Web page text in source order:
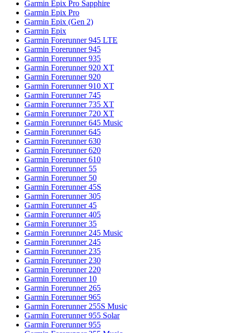
Garmin Epix Pro Sapphire
Garmin Epix Pro
Garmin Epix (Gen 2)
Garmin Epix
Garmin Forerunner 945 LTE
Garmin Forerunner 945
Garmin Forerunner 935
Garmin Forerunner 920 XT
Garmin Forerunner 920
Garmin Forerunner 910 XT
Garmin Forerunner 745
Garmin Forerunner 735 XT
Garmin Forerunner 720 XT
Garmin Forerunner 645 Music
Garmin Forerunner 645
Garmin Forerunner 630
Garmin Forerunner 620
Garmin Forerunner 610
Garmin Forerunner 55
Garmin Forerunner 50
Garmin Forerunner 45S
Garmin Forerunner 305
Garmin Forerunner 45
Garmin Forerunner 405
Garmin Forerunner 35
Garmin Forerunner 245 Music
Garmin Forerunner 245
Garmin Forerunner 235
Garmin Forerunner 230
Garmin Forerunner 220
Garmin Forerunner 10
Garmin Forerunner 265
Garmin Forerunner 965
Garmin Forerunner 255S Music
Garmin Forerunner 955 Solar
Garmin Forerunner 955